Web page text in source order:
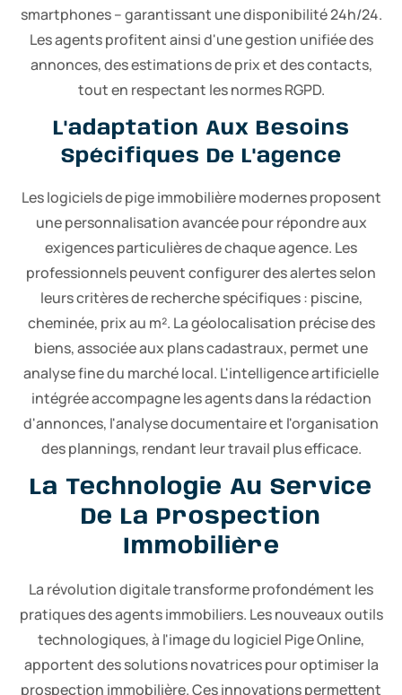
smartphones – garantissant une disponibilité 24h/24.
Les agents profitent ainsi d'une gestion unifiée des
annonces, des estimations de prix et des contacts,
tout en respectant les normes RGPD.
L'adaptation Aux Besoins
Spécifiques De L'agence
Les logiciels de pige immobilière modernes proposent
une personnalisation avancée pour répondre aux
exigences particulières de chaque agence. Les
professionnels peuvent configurer des alertes selon
leurs critères de recherche spécifiques : piscine,
cheminée, prix au m². La géolocalisation précise des
biens, associée aux plans cadastraux, permet une
analyse fine du marché local. L'intelligence artificielle
intégrée accompagne les agents dans la rédaction
d'annonces, l'analyse documentaire et l'organisation
des plannings, rendant leur travail plus efficace.
La Technologie Au Service
De La Prospection
Immobilière
La révolution digitale transforme profondément les
pratiques des agents immobiliers. Les nouveaux outils
technologiques, à l'image du logiciel Pige Online,
apportent des solutions novatrices pour optimiser la
prospection immobilière. Ces innovations permettent